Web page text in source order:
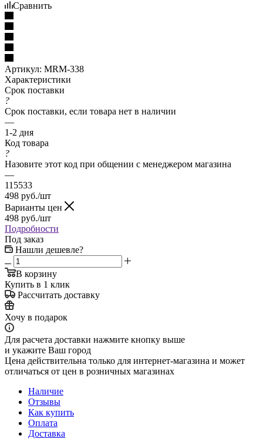
Сравнить
Артикул: MRM-338
Характеристики
Срок поставки
?
Срок поставки, если товара нет в наличии
—
1-2 дня
Код товара
?
Назовите этот код при общении с менеджером магазина
—
115533
498 руб./шт
Варианты цен
498 руб./шт
Подробности
Под заказ
Нашли дешевле?
В корзину
Купить в 1 клик
Рассчитать доставку
Хочу в подарок
Для расчета доставки нажмите кнопку выше
и укажите Ваш город
Цена действительна только для интернет-магазина и может
отличаться от цен в розничных магазинах
Наличие
Отзывы
Как купить
Оплата
Доставка